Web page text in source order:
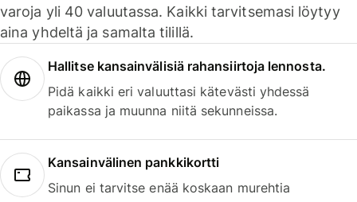
varoja yli 40 valuutassa. Kaikki tarvitsemasi löytyy
aina yhdeltä ja samalta tilillä.
Hallitse kansainvälisiä rahansiirtoja lennosta.
Pidä kaikki eri valuuttasi kätevästi yhdessä
paikassa ja muunna niitä sekunneissa.
Kansainvälinen pankkikortti
Sinun ei tarvitse enää koskaan murehtia